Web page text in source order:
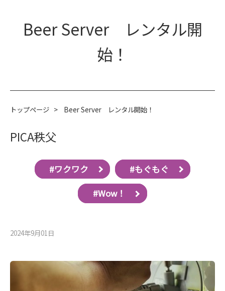
Beer Server レンタル開
始！
トップページ > Beer Server レンタル開始！
PICA秩父
#ワクワク #もぐもぐ
#Wow！
2024年9月01⽇